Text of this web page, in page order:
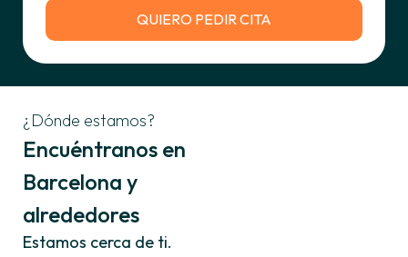
QUIERO PEDIR CITA
¿Dónde estamos?
Encuéntranos en
Barcelona y
alrededores
Estamos cerca de ti.